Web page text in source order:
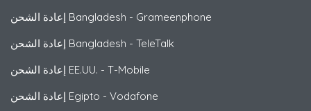
إعادة الشحن Bangladesh - Grameenphone
إعادة الشحن Bangladesh - TeleTalk
إعادة الشحن EE.UU. - T-Mobile
إعادة الشحن Egipto - Vodafone